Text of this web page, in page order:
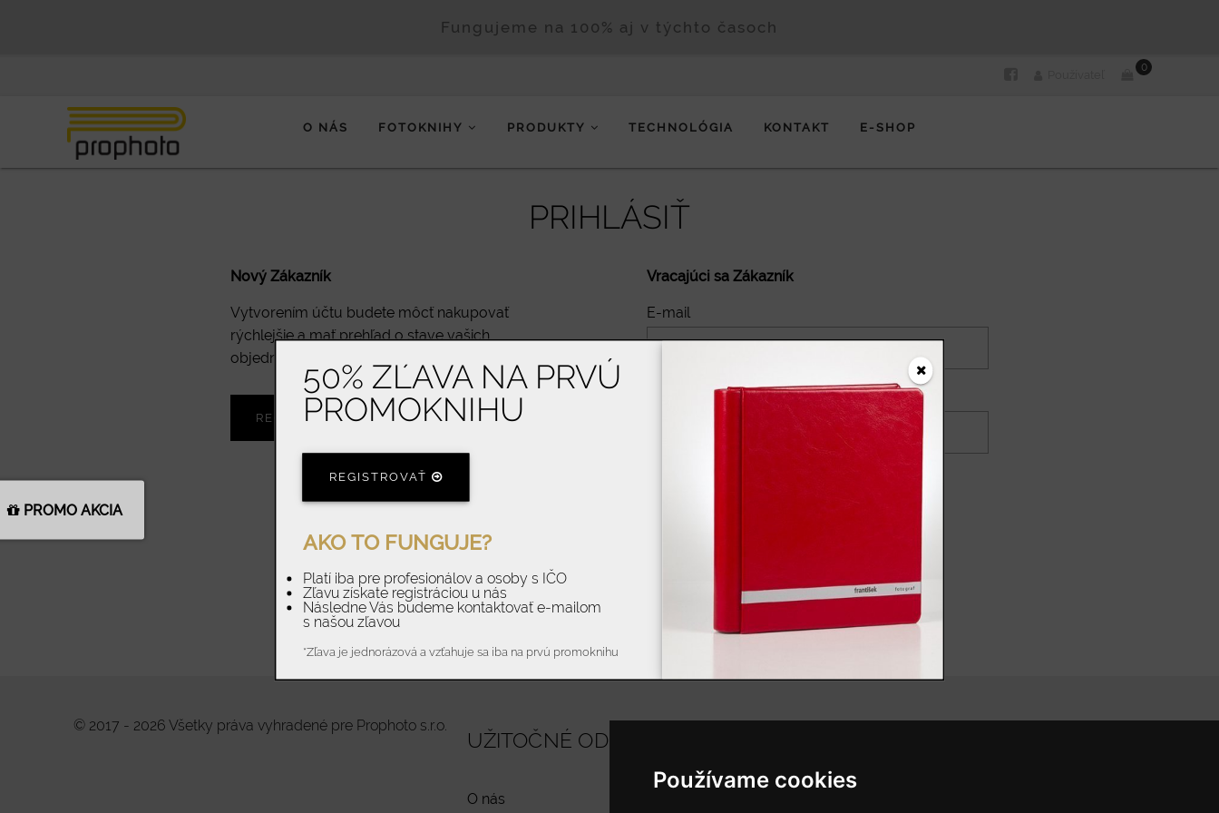
Používame cookies
50% ZĽAVA NA PRVÚ
PROMOKNIHU
REGISTROVAŤ
AKO TO FUNGUJE?
Platí iba pre profesionálov a osoby s IČO
Zľavu získate registráciou u nás
Následne Vás budeme kontaktovať e-mailom
s našou zľavou
*Zľava je jednorázová a vzťahuje sa iba na prvú promoknihu
PROMO AKCIA
Fungujeme na 100% aj v týchto časoch
0
O NÁS FOTOKNIHY PRODUKTY TECHNOLÓGIA KONTAKT E-SHOP
PRIHLÁSIŤ
Nový Zákazník
Vytvorením účtu budete môcť nakupovať
rýchlejšie a mať prehľad o stave vašich
objednávok.
REGISTROVAŤ
Vracajúci sa Zákazník
E-mail
© 2017 - 2026 Všetky práva vyhradené pre Prophoto s.r.o.
UŽITOČNÉ ODKAZY
O nás